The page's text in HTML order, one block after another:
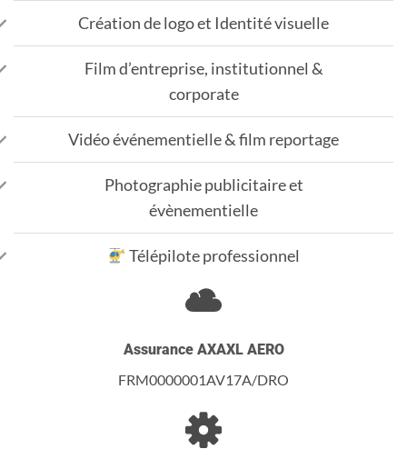
Création de logo et Identité visuelle
Film d’entreprise, institutionnel &
corporate
Vidéo événementielle & film reportage
Photographie publicitaire et
évènementielle
Télépilote professionnel
Assurance AXAXL AERO
FRM0000001AV17A/DRO